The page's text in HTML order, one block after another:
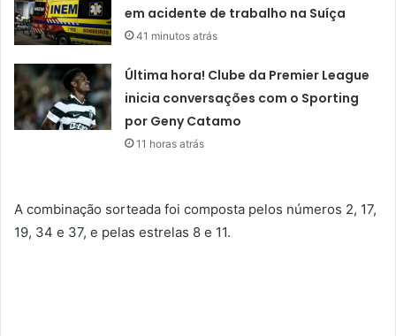
em acidente de trabalho na Suíça
41 minutos atrás
Última hora! Clube da Premier League
inicia conversações com o Sporting
por Geny Catamo
11 horas atrás
A combinação sorteada foi composta pelos números 2, 17,
19, 34 e 37, e pelas estrelas 8 e 11.